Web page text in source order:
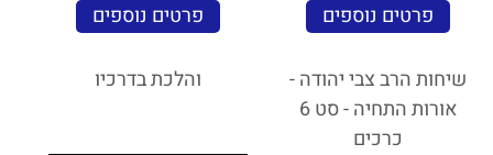
פרטים נוספים פרטים נוספים
שיחות הרב צבי יהודה -
אורות התחיה - סט 6
כרכים
והלכת בדרכיו